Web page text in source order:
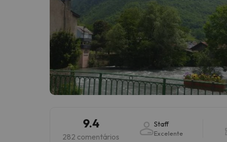
9.4
282 comentários
Staff
Excelente